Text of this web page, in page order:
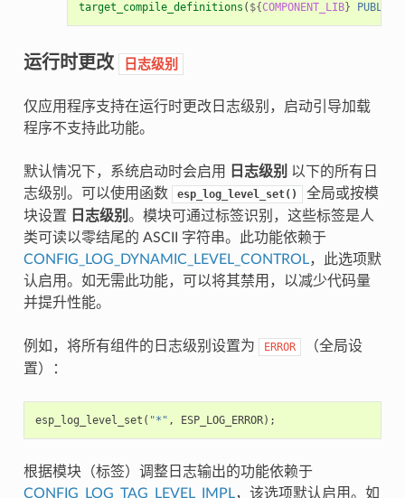
target_compile_definitions ( ${COMPONENT_LIB} PUBLIC
运行时更改 日志级别
仅应用程序支持在运行时更改日志级别，启动引导加载
程序不支持此功能。
默认情况下，系统启动时会启用 日志级别 以下的所有日
志级别。可以使用函数
esp_log_level_set()
全局或按模
块设置 日志级别 。模块可通过标签识别，这些标签是人
类可读以零结尾的 ASCII 字符串。此功能依赖于
CONFIG_LOG_DYNAMIC_LEVEL_CONTROL，此选项默
认启用。如无需此功能，可以将其禁用，以减少代码量
并提升性能。
例如，将所有组件的日志级别设置为 ERROR
（全局设
置）：
esp_log_level_set ( "*" , ESP_LOG_ERROR);
根据模块（标签）调整日志输出的功能依赖于
CONFIG_LOG_TAG_LEVEL_IMPL，该选项默认启用。如